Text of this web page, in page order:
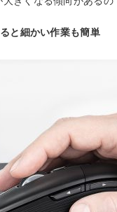
と細かい作業も簡単